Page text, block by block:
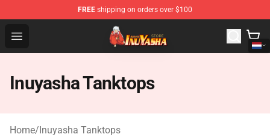
FREE shipping on orders over $100
Open menu
Inuyasha Store - Official Inuyasha Merchandise Shop
Inuyasha Tanktops
Home/Inuyasha Tanktops